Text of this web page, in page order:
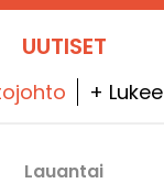
UUTISET
+ Lukee
Lauantai